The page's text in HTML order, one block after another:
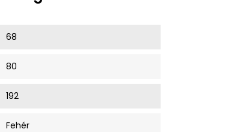
68
80
192
Fehér